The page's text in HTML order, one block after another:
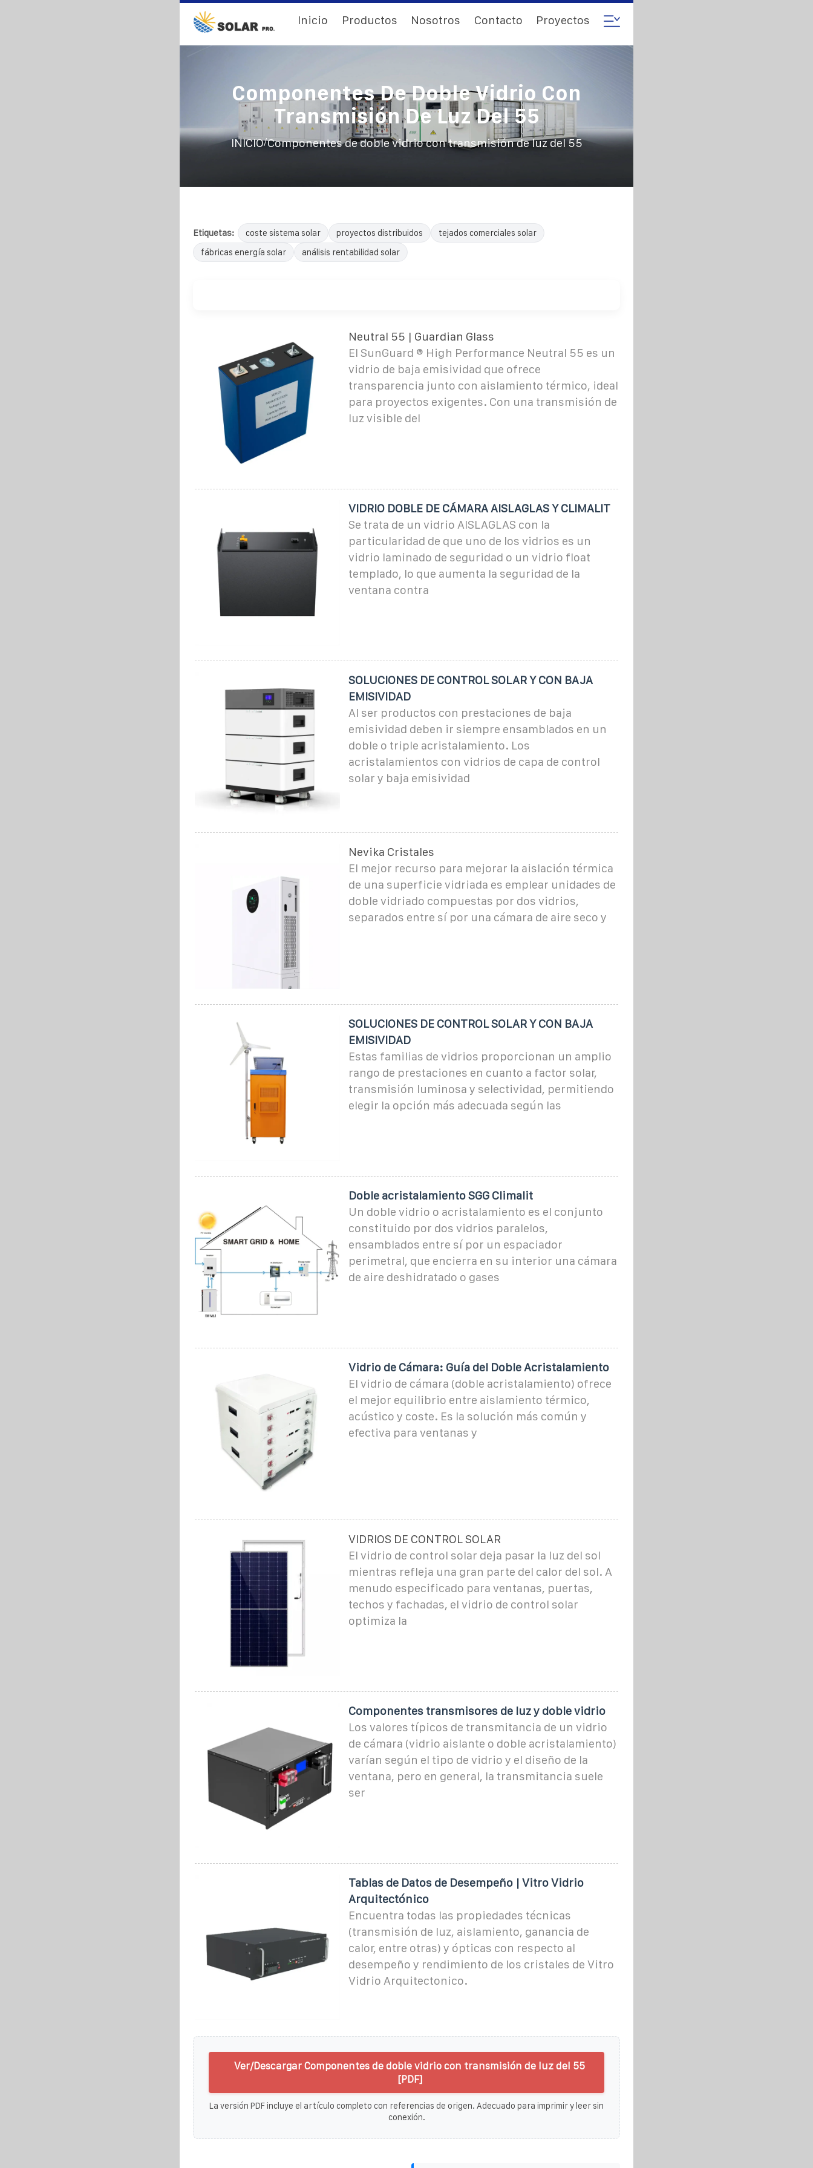
Inicio Productos Nosotros Contacto Proyectos
Componentes De Doble Vidrio Con
Transmisión De Luz Del 55
INICIO/Componentes de doble vidrio con transmisión de luz del 55
Etiquetas: coste sistema solar proyectos distribuidos
tejados comerciales solar
fábricas energía solar
análisis rentabilidad solar
Neutral 55 | Guardian Glass
El SunGuard ® High Performance Neutral 55 es un
vidrio de baja emisividad que ofrece
transparencia junto con aislamiento térmico, ideal
para proyectos exigentes. Con una transmisión de
luz visible del
VIDRIO DOBLE DE CÁMARA AISLAGLAS Y CLIMALIT
Se trata de un vidrio AISLAGLAS con la
particularidad de que uno de los vidrios es un
vidrio laminado de seguridad o un vidrio float
templado, lo que aumenta la seguridad de la
ventana contra
SOLUCIONES DE CONTROL SOLAR Y CON BAJA
EMISIVIDAD
Al ser productos con prestaciones de baja
emisividad deben ir siempre ensamblados en un
doble o triple acristalamiento. Los
acristalamientos con vidrios de capa de control
solar y baja emisividad
Nevika Cristales
El mejor recurso para mejorar la aislación térmica
de una superficie vidriada es emplear unidades de
doble vidriado compuestas por dos vidrios,
separados entre sí por una cámara de aire seco y
SOLUCIONES DE CONTROL SOLAR Y CON BAJA
EMISIVIDAD
Estas familias de vidrios proporcionan un amplio
rango de prestaciones en cuanto a factor solar,
transmisión luminosa y selectividad, permitiendo
elegir la opción más adecuada según las
Doble acristalamiento SGG Climalit
Un doble vidrio o acristalamiento es el conjunto
constituido por dos vidrios paralelos,
ensamblados entre sí por un espaciador
perimetral, que encierra en su interior una cámara
de aire deshidratado o gases
Vidrio de Cámara: Guía del Doble Acristalamiento
El vidrio de cámara (doble acristalamiento) ofrece
el mejor equilibrio entre aislamiento térmico,
acústico y coste. Es la solución más común y
efectiva para ventanas y
VIDRIOS DE CONTROL SOLAR
El vidrio de control solar deja pasar la luz del sol
mientras refleja una gran parte del calor del sol. A
menudo especificado para ventanas, puertas,
techos y fachadas, el vidrio de control solar
optimiza la
Componentes transmisores de luz y doble vidrio
Los valores típicos de transmitancia de un vidrio
de cámara (vidrio aislante o doble acristalamiento)
varían según el tipo de vidrio y el diseño de la
ventana, pero en general, la transmitancia suele
ser
Tablas de Datos de Desempeño | Vitro Vidrio
Arquitectónico
Encuentra todas las propiedades técnicas
(transmisión de luz, aislamiento, ganancia de
calor, entre otras) y ópticas con respecto al
desempeño y rendimiento de los cristales de Vitro
Vidrio Arquitectonico.
Ver/Descargar Componentes de doble vidrio con transmisión de luz del 55
[PDF]
La versión PDF incluye el artículo completo con referencias de origen. Adecuado para imprimir y leer sin
conexión.